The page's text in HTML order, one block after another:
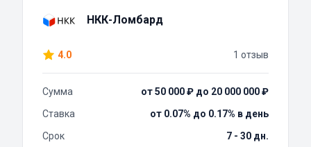
НКК-Ломбард
4.0 1 отзыв
Сумма
от 50 000 ₽ до 20 000 000 ₽
Ставка
от 0.07% до 0.17% в день
Срок
7 - 30 дн.